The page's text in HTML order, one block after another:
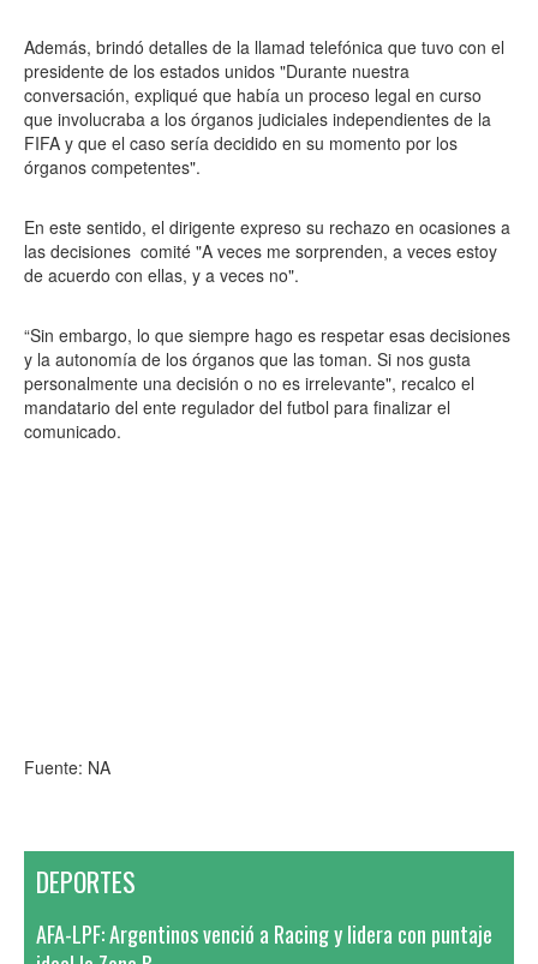
Además, brindó detalles de la llamad telefónica que tuvo con el
presidente de los estados unidos "Durante nuestra
conversación, expliqué que había un proceso legal en curso
que involucraba a los órganos judiciales independientes de la
FIFA y que el caso sería decidido en su momento por los
órganos competentes".
En este sentido, el dirigente expreso su rechazo en ocasiones a
las decisiones comité "A veces me sorprenden, a veces estoy
de acuerdo con ellas, y a veces no".
“Sin embargo, lo que siempre hago es respetar esas decisiones
y la autonomía de los órganos que las toman. Si nos gusta
personalmente una decisión o no es irrelevante", recalco el
mandatario del ente regulador del futbol para finalizar el
comunicado.
Fuente: NA
DEPORTES
AFA-LPF: Argentinos venció a Racing y lidera con puntaje